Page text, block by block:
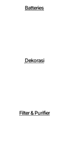
Batteries
Dekorasi
Filter & Purifier